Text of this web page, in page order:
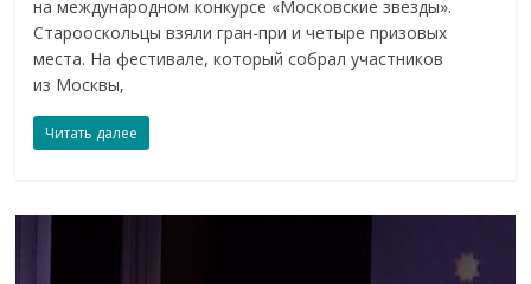
на международном конкурсе «Московские звезды».
Старооскольцы взяли гран-при и четыре призовых
места. На фестивале, который собрал участников
из Москвы,
Читать далее